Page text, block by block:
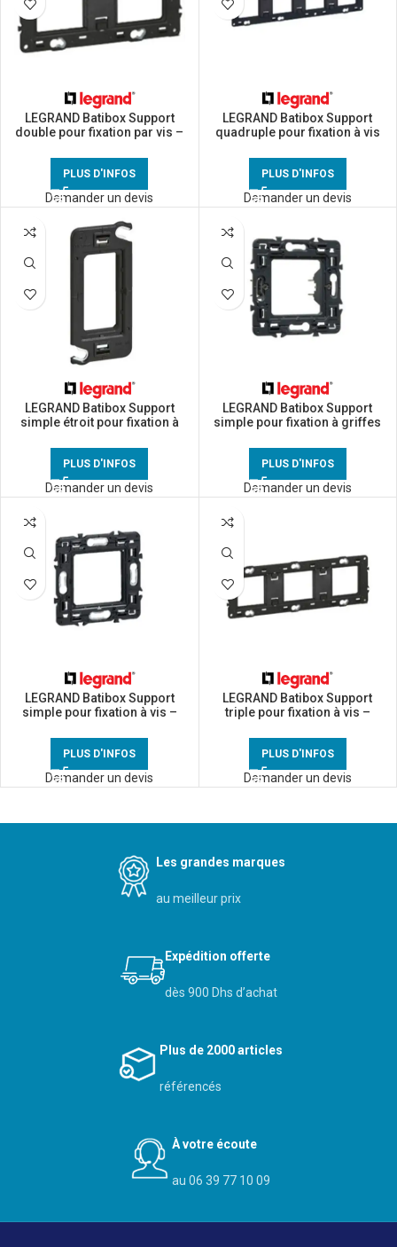
LEGRAND Batibox Support
double pour fixation par vis –
PLUS D'INFOS
Demander un devis
LEGRAND Batibox Support
quadruple pour fixation à vis
PLUS D'INFOS
Demander un devis
LEGRAND Batibox Support
simple étroit pour fixation à
PLUS D'INFOS
Demander un devis
LEGRAND Batibox Support
simple pour fixation à griffes
PLUS D'INFOS
Demander un devis
LEGRAND Batibox Support
simple pour fixation à vis –
PLUS D'INFOS
Demander un devis
LEGRAND Batibox Support
triple pour fixation à vis –
PLUS D'INFOS
Demander un devis
Les grandes marques
au meilleur prix
Expédition offerte
dès 900 Dhs d’achat
Plus de 2000 articles
référencés
À votre écoute
au 06 39 77 10 09